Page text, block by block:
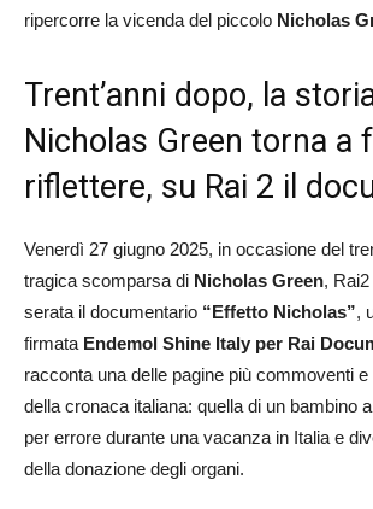
ripercorre la vicenda del piccolo Nicholas
Trent’anni dopo, la
Nicholas Green torna a
riflettere, su Rai 2 il
Venerdì 27 giugno 2025, in occasione del
tragica scomparsa di Nicholas Green,
serata il documentario “Effetto Nicholas”,
firmata Endemol Shine Italy per Rai
racconta una delle pagine più commoventi
della cronaca italiana: quella di un bambino
per errore durante una vacanza in Italia e
della donazione degli organi.